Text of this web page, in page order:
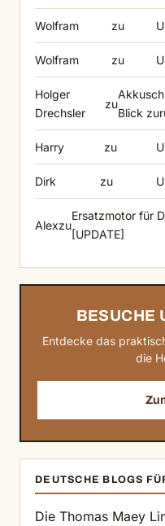
Wolfram zu
Wolfram zu
Holger
Drechsler
zu
Blick
Harry zu
Dirk zu
Alexzu
Ersatzmotor für
[UPDATE]
BESUCHE
Entdecke das
die
DEUTSCHE BLOGS
Die Thomas Maey